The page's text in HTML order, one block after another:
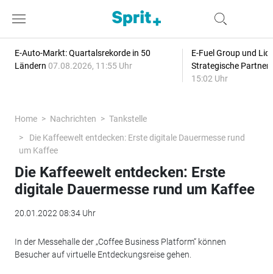
E-Auto-Markt: Quartalsrekorde in 50
Ländern 07.08.2026, 11:55 Uhr
E-Fuel Group und
Strategische
15:02 Uhr
Home Nachrichten
Tankstelle
Die Kaffeewelt entdecken: Erste digitale Dauermesse rund
um Kaffee
Die Kaffeewelt entdecken: Erste
digitale Dauermesse rund um Kaffee
20.01.2022 08:34 Uhr
In der Messehalle der „Coffee Business Platform“ können
Besucher auf virtuelle Entdeckungsreise gehen.